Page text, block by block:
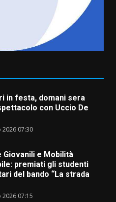
Città di Fasano apre
la Festa di
11:00
in festa, domani sera
07:30
e Mobilità
del bando “La strada
07:15
Musica di